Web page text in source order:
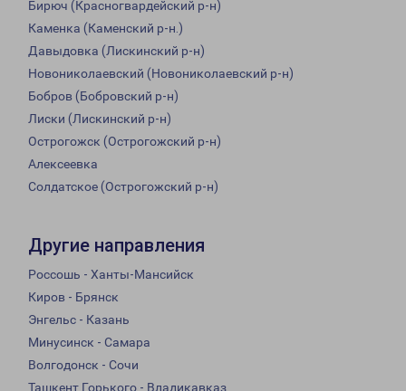
Бирюч (Красногвардейский р-н)
Каменка (Каменский р-н.)
Давыдовка (Лискинский р-н)
Новониколаевский (Новониколаевский р-н)
Бобров (Бобровский р-н)
Лиски (Лискинский р-н)
Острогожск (Острогожский р-н)
Алексеевка
Солдатское (Острогожский р-н)
Другие направления
Россошь - Ханты-Мансийск
Киров - Брянск
Энгельс - Казань
Минусинск - Самара
Волгодонск - Сочи
Ташкент Горького - Владикавказ